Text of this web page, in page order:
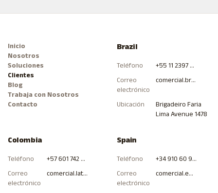
Inicio
Nosotros
Soluciones
Clientes
Blog
Trabaja con Nosotros
Contacto
Brazil
Teléfono
+55 11 2397 0000
Correo
electrónico
comercial.brasil@hitcommunications.com
Ubicación
Brigadeiro Faria
Lima Avenue 1478
Colombia
Teléfono
+57 601 742 4000
Correo
electrónico
comercial.latam.col@hitcommunications.com
Spain
Teléfono
+34 910 60 98 99
Correo
electrónico
comercial.europa.esp@hitcommunications.com